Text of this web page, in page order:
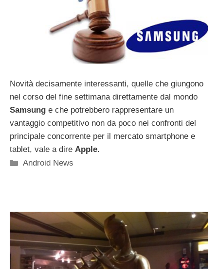
Novità decisamente interessanti, quelle che giungono
nel corso del fine settimana direttamente dal mondo
Samsung e che potrebbero rappresentare un
vantaggio competitivo non da poco nei confronti del
principale concorrente per il mercato smartphone e
tablet, vale a dire Apple.
Categorie
Android News